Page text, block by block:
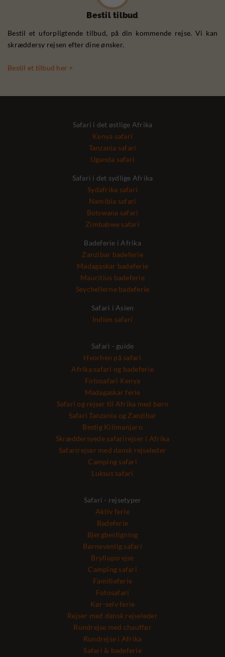
Bestil tilbud
Bestil et uforpligtende tilbud, på din kommende rejse. Vi kan
skræddersy rejsen efter dine ønsker.
Bestil et tilbud her >
Safari i det østlige Afrika
Kenya safari
Tanzania safari
Uganda safari
Safari i det sydlige Afrika
Sydafrika safari
Namibia safari
Botswana safari
Zimbabwe safari
Badeferie i Afrika
Zanzibar badeferie
Madagaskar badeferie
Mauritius badeferie
Seychellerne badeferie
Safari i Asien
Indien safari
Safari - guide
Hvorhen på safari
Afrika safari og badeferie
Fotosafari Kenya
Madagaskar ferie
Safari og rejser til Afrika med børn
Safari Tanzania og Zanzibar
Bestig Kilimanjaro
Skræddersyede safarirejser i Afrika
Safarirejser med dansk rejseleder
Camping safari
Luksus safari
Safari - rejsetyper
Aktiv ferie
Badeferie
Bjergbestigning
Børnevenlig safari
Bryllupsrejse
Camping safari
Familieferie
Fotosafari
Kør-selv ferie
Rejser med dansk rejseleder
Rundrejse med chauffør
Rundrejse i Afrika
Safari & badeferie